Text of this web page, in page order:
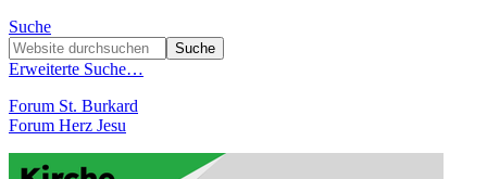
Suche
Erweiterte Suche…
Forum St. Burkard
Forum Herz Jesu